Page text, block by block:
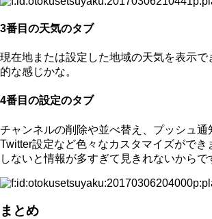
3番目の天気のタブ
現在地または設定した地域の天気を表示で
的な感じかな。
4番目の設定のタブ
チャンネルの削除や並べ替え、プッシュ通
Twitter設定など色々なカスタマイズができ
しないと情報が多すぎて見きれないからで
まとめ